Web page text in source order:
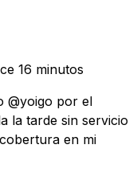
16 minutos
@yoigo por el
la tarde sin servicio
en mi